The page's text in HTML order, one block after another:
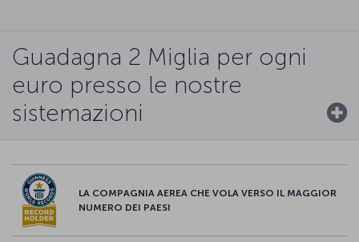
Guadagna 2 Miglia per ogni
euro presso le nostre
sistemazioni
LA COMPAGNIA AEREA CHE VOLA VERSO IL MAGGIOR
NUMERO DEI PAESI